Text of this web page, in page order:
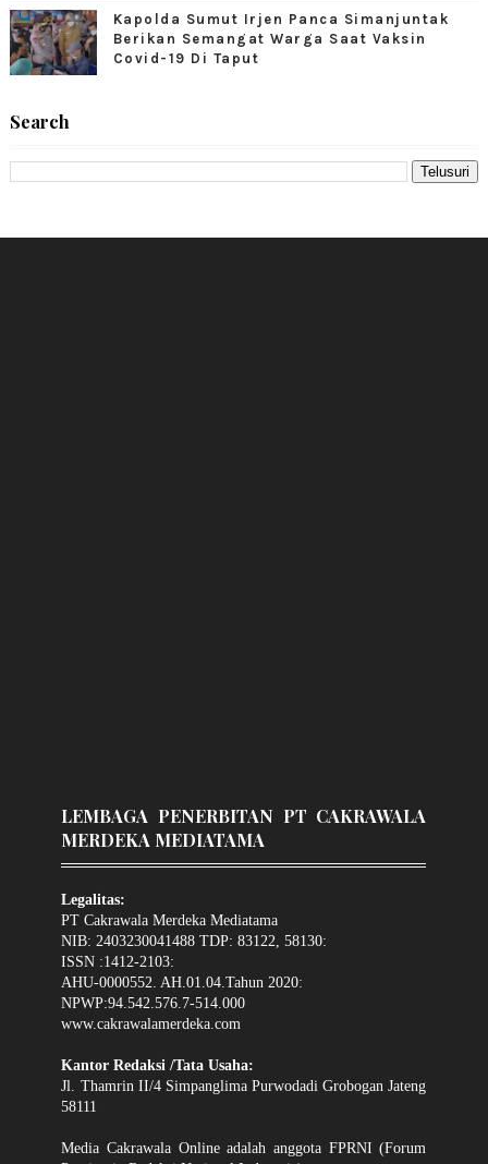
Kapolda Sumut Irjen Panca Simanjuntak
Berikan Semangat Warga Saat Vaksin
Covid-19 Di Taput
Search
LEMBAGA PENERBITAN PT CAKRAWALA
MERDEKA MEDIATAMA
Legalitas:
PT Cakrawala Merdeka Mediatama
NIB: 2403230041488 TDP: 83122, 58130:
ISSN :1412-2103:
AHU-0000552. AH.01.04.Tahun 2020:
NPWP:94.542.576.7-514.000
www.cakrawalamerdeka.com
Kantor Redaksi /Tata Usaha:
Jl. Thamrin II/4 Simpanglima Purwodadi Grobogan Jateng
58111
Media Cakrawala Online adalah anggota FPRNI (Forum